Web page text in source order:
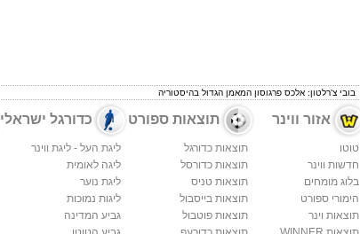
בובי צ'רלטון: אלכס פרגוסון המאמן הגדול בהיסטוריה
אזור ווינר
טוטו
חדשות ווינר
בלוג מומחים
הימורי ספורט
תוצאות וינר
תוצאות ספורט
תוצאות כדורגל
תוצאות כדורסל
תוצאות טניס
תוצאות בייסבול
תוצאות פוטבול
כדורגל ישראלי
ליגת העל - ליגת ווינר
ליגה לאומית
ליגת נוער
ליגות נמוכות
גביע המדינה